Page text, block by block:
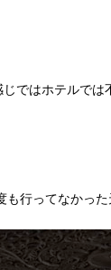
ではホテルで
も行ってなかった